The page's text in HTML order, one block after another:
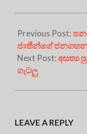
Previous Post:
ජාතීන්ගේ ජනගහන
Next Post:අසත්‍ය
ගැටලු
LEAVE A REPLY